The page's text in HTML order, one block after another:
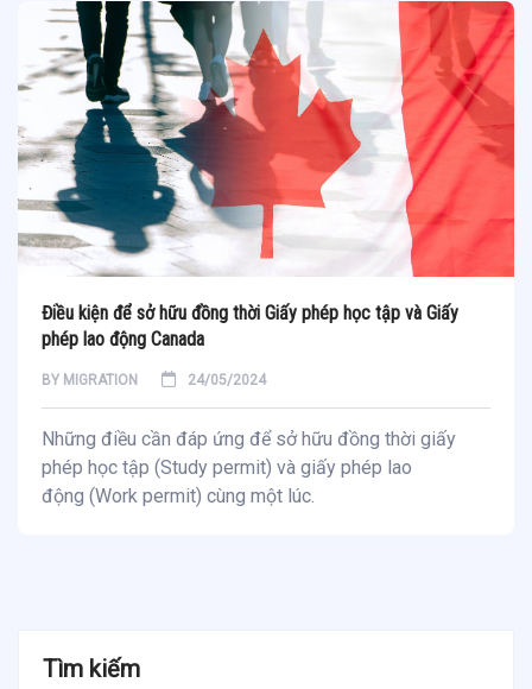
Điều kiện để sở hữu đồng thời Giấy phép học tập và Giấy
phép lao động Canada
BY MIGRATION 24/05/2024
Những điều cần đáp ứng để sở hữu đồng thời giấy
phép học tập (Study permit) và giấy phép lao
động (Work permit) cùng một lúc.
Tìm kiếm